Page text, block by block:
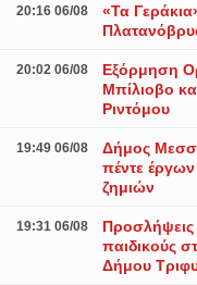
20:16 06/08
«Τα
20:02 06/08
Εξόρμηση
Μπίλιοβο
Ριντόμου
19:49 06/08
Δήμος
πέντε
ζημιών
19:31 06/08
Προσλήψεις
παιδικούς
Δήμου